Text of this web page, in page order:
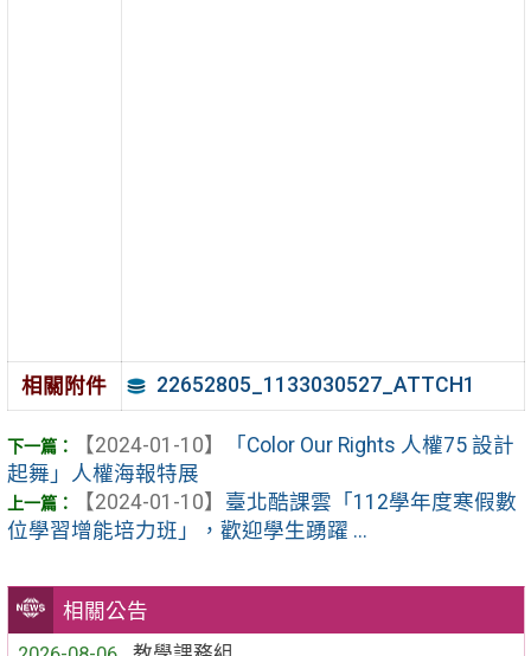
相關公告
相關附件 22652805_1133030527_ATTCH1
【2024-01-10】
「Color Our Rights 人權75 設計
起舞」人權海報特展
【2024-01-10】 臺北酷課雲「112學年度寒假數
位學習增能培力班」，歡迎學生踴躍 ...